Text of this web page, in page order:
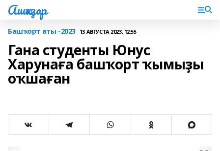
Ашҡаҙар
Башҡорт аты -2023 13 АВГУСТА 2023, 12:55
Гана студенты Юнус
Харунаға башҡорт ҡымыҙы
оҡшаған